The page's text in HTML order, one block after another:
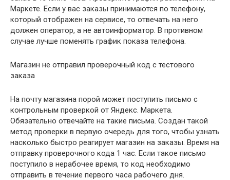
Маркете. Если у вас заказы принимаются по телефону,
который отображен на сервисе, то отвечать на него
должен оператор, а не автоинформатор. В противном
случае лучше поменять график показа телефона.
Магазин не отправил проверочный код с тестового
заказа
На почту магазина порой может поступить письмо с
контрольным проверкой от Яндекс. Маркета.
Обязательно отвечайте на такие письма. Создан такой
метод проверки в первую очередь для того, чтобы узнать
насколько быстро реагирует магазин на заказы. Время на
отправку проверочного кода 1 час. Если такое письмо
поступило в нерабочее время, то код необходимо
отправить в течение первого часа рабочего дня.